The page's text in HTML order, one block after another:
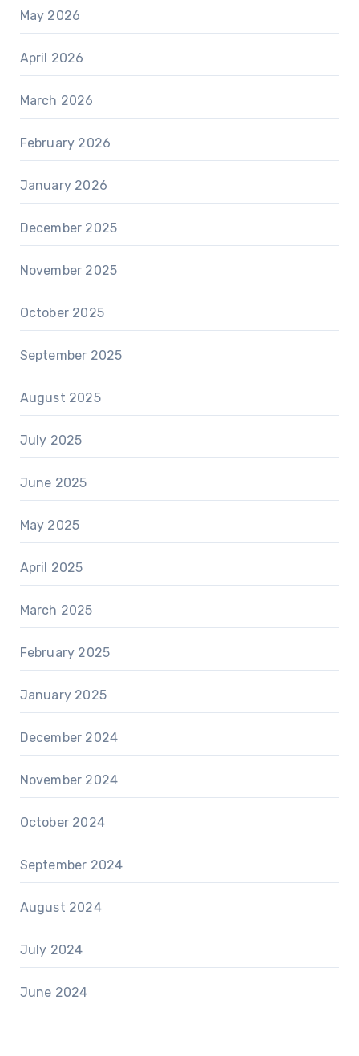
May 2026
April 2026
March 2026
February 2026
January 2026
December 2025
November 2025
October 2025
September 2025
August 2025
July 2025
June 2025
May 2025
April 2025
March 2025
February 2025
January 2025
December 2024
November 2024
October 2024
September 2024
August 2024
July 2024
June 2024